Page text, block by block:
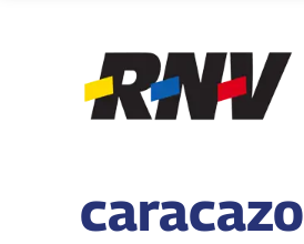
caracazo